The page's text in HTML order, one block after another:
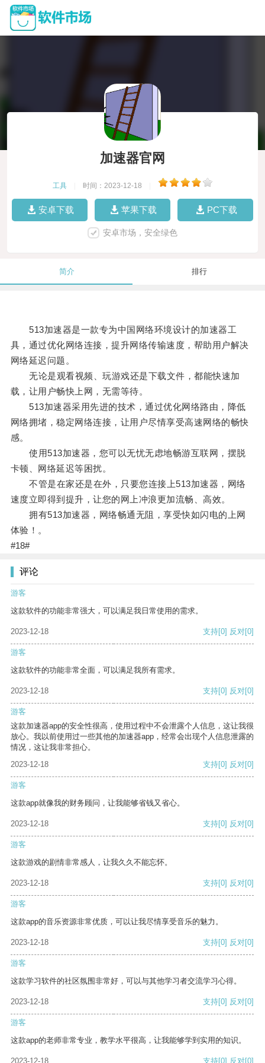
加速器官网
工具 时间：2023-12-18
安卓下载 苹果下载 PC下载
安卓市场，安全绿色
简介 排行
513加速器是一款专为中国网络环境设计的加速器工
具，通过优化网络连接，提升网络传输速度，帮助用户解决
网络延迟问题。
无论是观看视频、玩游戏还是下载文件，都能快速加
载，让用户畅快上网，无需等待。
513加速器采用先进的技术，通过优化网络路由，降低
网络拥堵，稳定网络连接，让用户尽情享受高速网络的畅快
感。
使用513加速器，您可以无忧无虑地畅游互联网，摆脱
卡顿、网络延迟等困扰。
不管是在家还是在外，只要您连接上513加速器，网络
速度立即得到提升，让您的网上冲浪更加流畅、高效。
拥有513加速器，网络畅通无阻，享受快如闪电的上网
体验！。
#18#
评论
游客
这款软件的功能非常强大，可以满足我日常使用的需求。
2023-12-18 支持[0] 反对[0]
游客
这款软件的功能非常全面，可以满足我所有需求。
2023-12-18 支持[0] 反对[0]
游客
这款加速器app的安全性很高，使用过程中不会泄露个人信息，这让我很
放心。我以前使用过一些其他的加速器app，经常会出现个人信息泄露的
情况，这让我非常担心。
2023-12-18
支持[0] 反对[0]
游客
这款app就像我的财务顾问，让我能够省钱又省心。
2023-12-18 支持[0] 反对[0]
游客
这款游戏的剧情非常感人，让我久久不能忘怀。
2023-12-18 支持[0] 反对[0]
游客
这款app的音乐资源非常优质，可以让我尽情享受音乐的魅力。
2023-12-18 支持[0] 反对[0]
游客
这款学习软件的社区氛围非常好，可以与其他学习者交流学习心得。
2023-12-18 支持[0] 反对[0]
游客
这款app的老师非常专业，教学水平很高，让我能够学到实用的知识。
2023-12-18 支持[0] 反对[0]